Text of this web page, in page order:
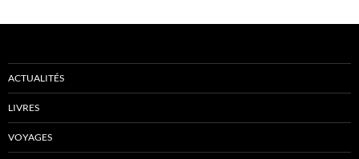
ACTUALITÉS
LIVRES
VOYAGES